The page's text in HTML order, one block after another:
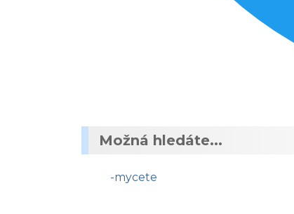
Možná hledáte...
-mycete